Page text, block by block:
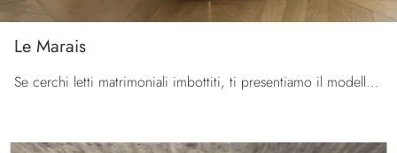
Le Marais
Se cerchi letti matrimoniali imbottiti, ti presentiamo il modello Le Marais in tessuto per impreziosire la zona notte.